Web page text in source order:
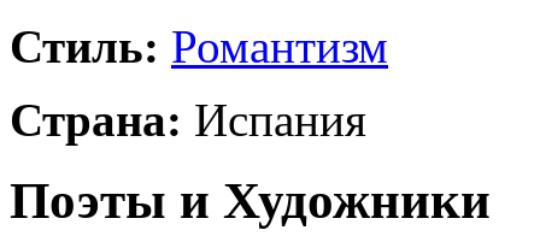
Стиль: Романтизм
Страна: Испания
Поэты и Художники